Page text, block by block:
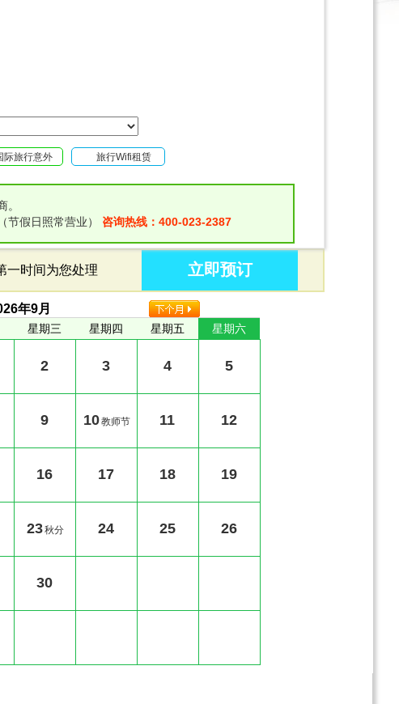
际旅行意外
旅行Wifi租赁
节假日照常营业） 咨询热线：400-023-2387
一时间为您处理 立即预订
年9月
星期三 星期四 星期五 星期六
2 3 4 5
9 10教师节 11 12
16 17 18 19
23秋分 24 25 26
30